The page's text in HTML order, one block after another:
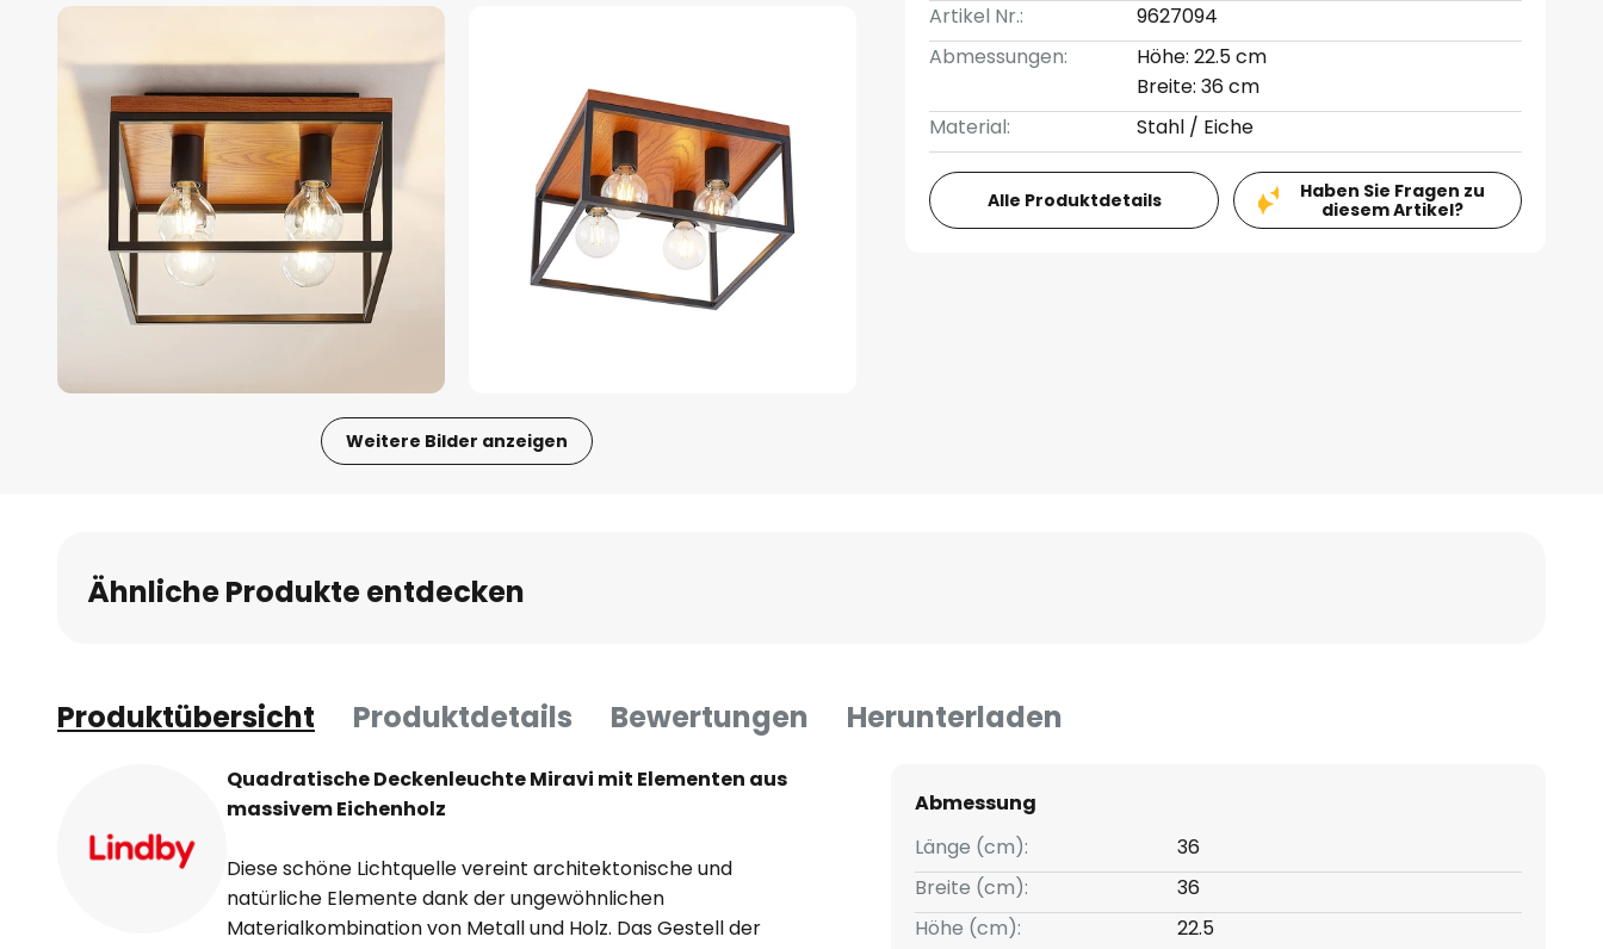
Weitere Bilder anzeigen
Bildgalerie
springen
Artikel Nr.:
9627094
Abmessungen:
Höhe: 22.5 cm
Breite: 36 cm
Material:
Stahl / Eiche
Alle Produktdetails
Haben Sie Fragen zu
diesem Artikel?
Ähnliche Produkte entdecken
Produktübersicht Produktdetails Bewertungen Herunterladen
Quadratische Deckenleuchte Miravi mit Elementen aus
massivem Eichenholz
Diese schöne Lichtquelle vereint architektonische und
natürliche Elemente dank der ungewöhnlichen
Materialkombination von Metall und Holz. Das Gestell der
Abmessung
Länge (cm):
36
Breite (cm):
36
Höhe (cm):
22.5